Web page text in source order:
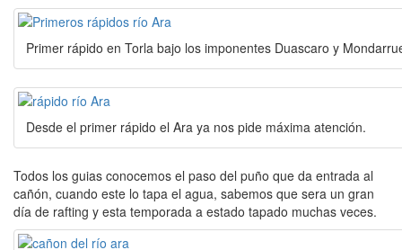
Primer rápido en Torla bajo los imponentes Duascaro y
Desde el primer rápido el Ara ya nos pide máxima atención.
Todos los guias conocemos el paso del puño que da entrada al
cañón, cuando este lo tapa el agua, sabemos que sera un gran
día de rafting y esta temporada a estado tapado muchas veces.